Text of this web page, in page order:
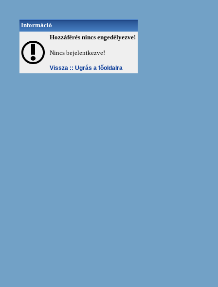
Információ
Hozzáférés nincs engedélyezve!
Nincs bejelentkezve!
Vissza :: Ugrás a főoldalra